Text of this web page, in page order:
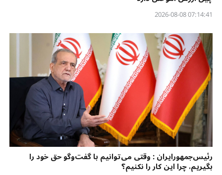
07:14:41 2026-08-08
رئیس‌جمهورایران : وقتی می‌توانیم با گفت‌وگو حق خود را
بگیریم، چرا این کار را نکنیم؟